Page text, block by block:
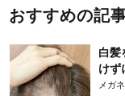
おすすめの記
白髪
けず
メガネ